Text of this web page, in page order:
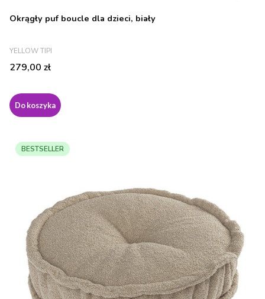
Okrągły puf boucle dla dzieci, biały
PRODUCENT
YELLOW TIPI
Cena
279,00 zł
Do koszyka
BESTSELLER